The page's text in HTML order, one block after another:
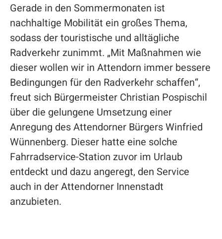
Gerade in den Sommermonaten ist
nachhaltige Mobilität ein großes Thema,
sodass der touristische und alltägliche
Radverkehr zunimmt. „Mit Maßnahmen wie
dieser wollen wir in Attendorn immer bessere
Bedingungen für den Radverkehr schaffen“,
freut sich Bürgermeister Christian Pospischil
über die gelungene Umsetzung einer
Anregung des Attendorner Bürgers Winfried
Wünnenberg. Dieser hatte eine solche
Fahrradservice-Station zuvor im Urlaub
entdeckt und dazu angeregt, den Service
auch in der Attendorner Innenstadt
anzubieten.